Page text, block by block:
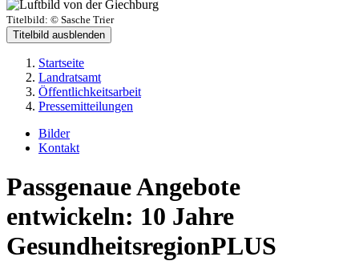
Titelbild: © Sasche Trier
Titelbild ausblenden
Startseite
Landratsamt
Öffentlichkeitsarbeit
Pressemitteilungen
Bilder
Kontakt
Passgenaue Angebote
entwickeln: 10 Jahre
GesundheitsregionPLUS